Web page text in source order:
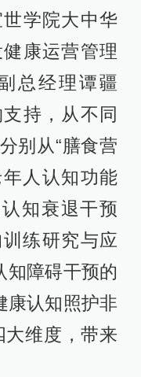
学院大中华
康运营管理
总经理谭疆
持，从不同
别从“膳食营
人认知功能
知衰退干预
练研究与应
障碍干预的
康认知照护非
大维度，带来